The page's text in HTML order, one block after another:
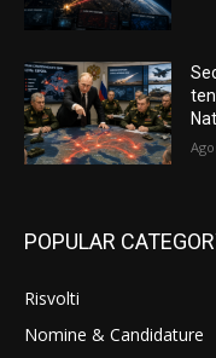
POPULAR
Risvolti
Nomine & Candidature